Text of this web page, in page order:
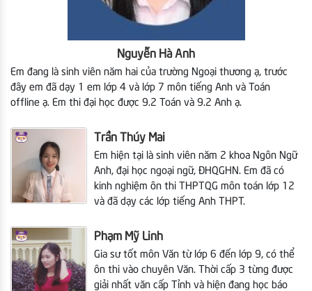
Nguyễn Hà Anh
Em đang là sinh viên năm hai của trường Ngoại thương ạ, trước
đây em đã dạy 1 em lớp 4 và lớp 7 môn tiếng Anh và Toán
offline ạ. Em thi đại học được 9.2 Toán và 9.2 Anh ạ.
Trần Thúy Mai
Em hiện tại là sinh viên năm 2 khoa Ngôn Ngữ
Anh, đại học ngoại ngữ, ĐHQGHN. Em đã có
kinh nghiệm ôn thi THPTQG môn toán lớp 12
và đã dạy các lớp tiếng Anh THPT.
Phạm Mỹ Linh
Gia sư tốt môn Văn từ lớp 6 đến lớp 9, có thể
ôn thi vào chuyên Văn. Thời cấp 3 từng được
giải nhất văn cấp Tỉnh và hiện đang học báo